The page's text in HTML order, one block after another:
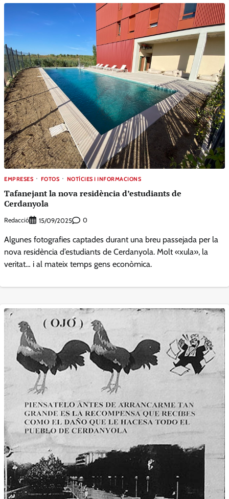
EMPRESES FOTOS NOTÍCIES I INFORMACIONS
Tafanejant la nova residència d’estudiants de
Cerdanyola
Redacció 15/09/2025 0
Algunes fotografies captades durant una breu passejada per la
nova residència d’estudiants de Cerdanyola. Molt «xula», la
veritat… i al mateix temps gens econòmica.